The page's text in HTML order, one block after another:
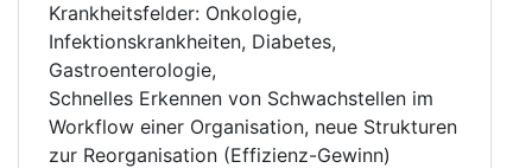
Krankheitsfelder: Onkologie,
Infektionskrankheiten, Diabetes,
Gastroenterologie,
Schnelles Erkennen von Schwachstellen im
Workflow einer Organisation, neue Strukturen
zur Reorganisation (Effizienz-Gewinn)